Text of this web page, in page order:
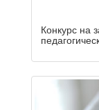
Конкурс на